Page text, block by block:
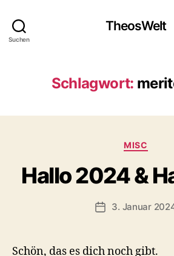
Suchen
TheosWelt
Schlagwort:
MISC
Hallo 2024 &
3. Januar
Schön, das es dich noch gibt.